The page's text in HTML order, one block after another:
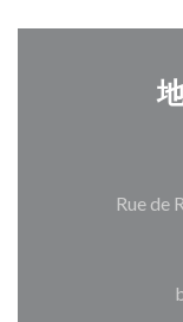
Rue de